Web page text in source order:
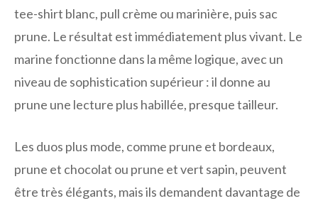
tee-shirt blanc, pull crème ou marinière, puis sac
prune. Le résultat est immédiatement plus vivant. Le
marine fonctionne dans la même logique, avec un
niveau de sophistication supérieur : il donne au
prune une lecture plus habillée, presque tailleur.
Les duos plus mode, comme prune et bordeaux,
prune et chocolat ou prune et vert sapin, peuvent
être très élégants, mais ils demandent davantage de